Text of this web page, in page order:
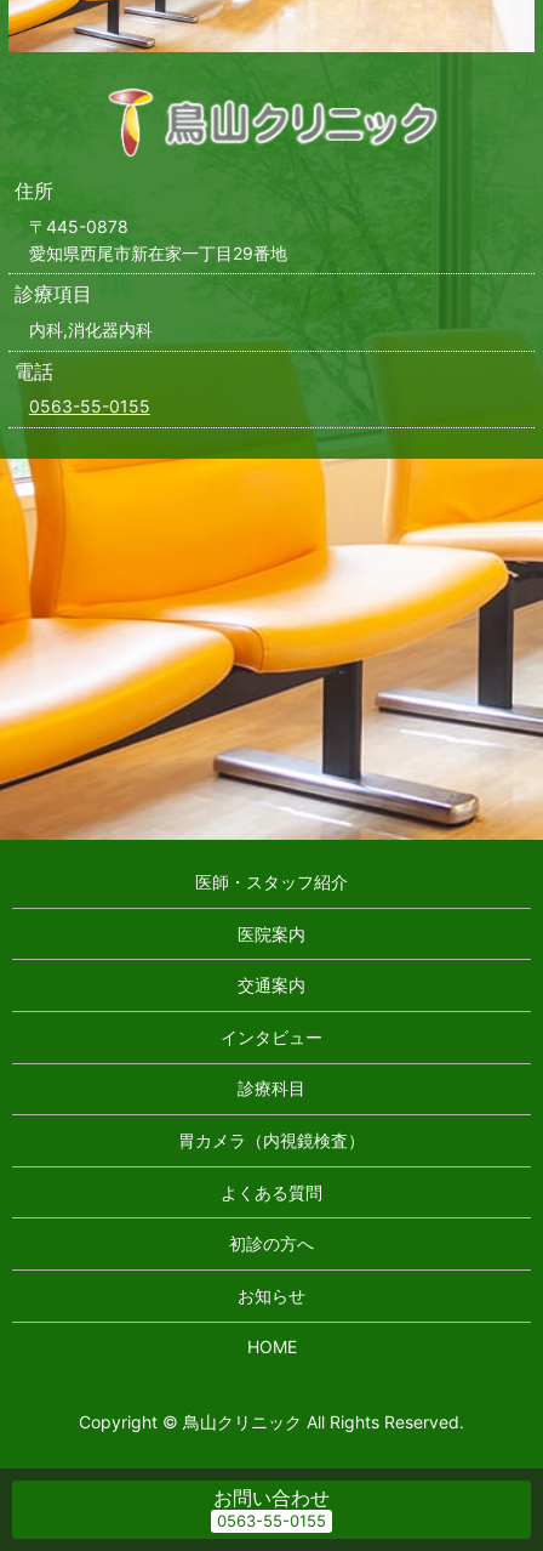
お問い合わせ
住所
〒445-0878
愛知県西尾市新在家一丁目29番地
診療項目
内科,消化器内科
電話
0563-55-0155
医師・スタッフ紹介
医院案内
交通案内
インタビュー
診療科目
胃カメラ（内視鏡検査）
よくある質問
初診の方へ
お知らせ
HOME
Copyright © 鳥山クリニック All Rights Reserved.